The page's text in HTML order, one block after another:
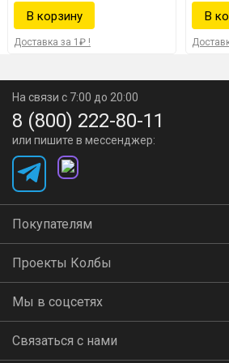
только за его номинал в
текущим акциям — не
Доставка за 1₽ !
На связи с 7:00 до 20:00
8 (800) 222-80-11
или пишите в мессенджер:
Покупателям
Проекты Колбы
Мы в соцсетях
Связаться с нами